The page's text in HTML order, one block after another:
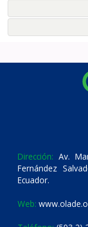
Dirección: Av.
Fernández
Ecuador.
Web: